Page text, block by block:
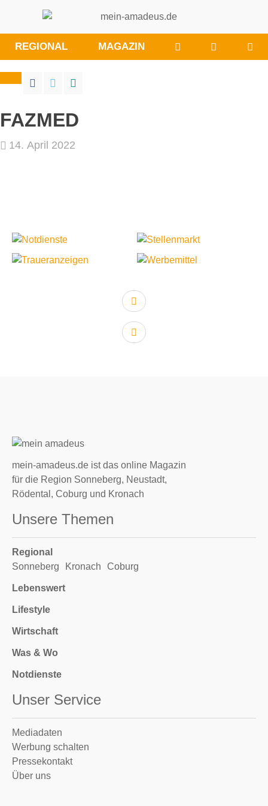
REGIONAL MAGAZIN WÜNSCHE/
SIE
FAZMED
14. April 2022
vorheriger Artikel:
nächster Artikel:
mein-amadeus.de ist das online Magazin
für die Region Sonneberg, Neustadt,
Rödental, Coburg und Kronach
Unsere Themen
Regional
Sonneberg
Kronach Coburg
Lebenswert
Lifestyle
Wirtschaft
Was & Wo
Notdienste
Unser Service
Mediadaten
Werbung schalten
Pressekontakt
Über uns